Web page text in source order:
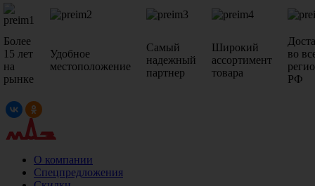
Более
15 лет
на
рынке
Удобное
местоположение
Самый
надежный
партнер
Широкий
ассортимент
товара
во
РФ
О компании
Спецпредложения